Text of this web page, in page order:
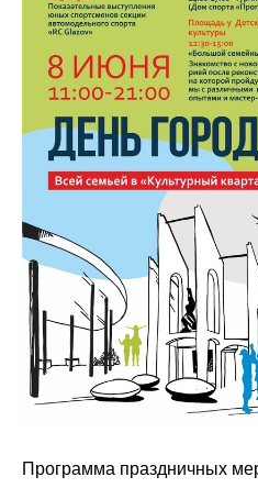
Программа праздничных